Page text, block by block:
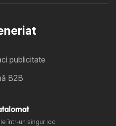
publicitate
B2B
într-un singur loc